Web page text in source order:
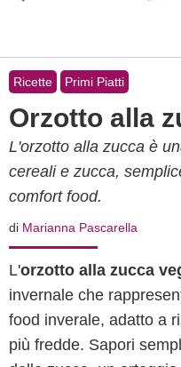
Ricette Primi Piatti
Orzotto alla
L'orzotto alla zucca è
cereali e zucca,
comfort food.
di Marianna Pascarella
L'orzotto alla zucca
invernale che
food inverale, adatto a
più fredde. Sapori